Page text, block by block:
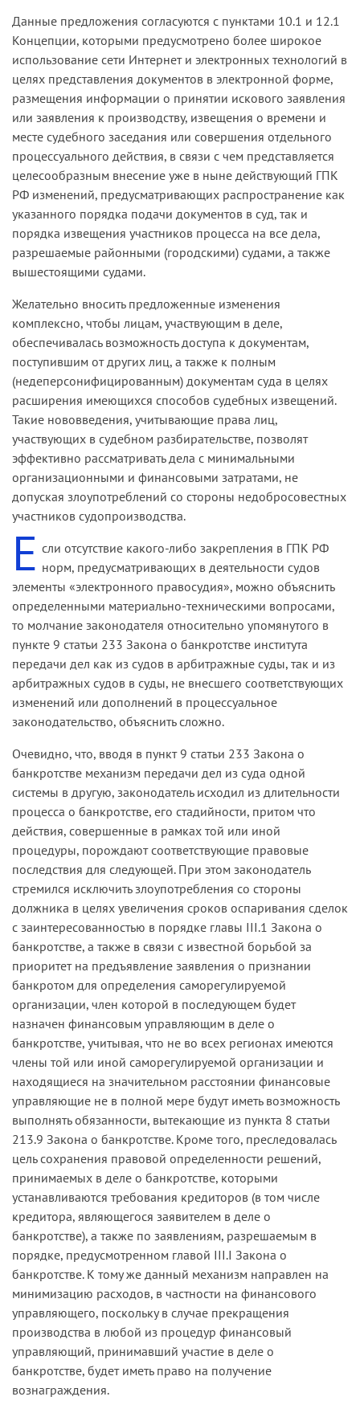
Данные предложения согласуются с пунктами 10.1 и 12.1
Концепции, которыми предусмотрено более широкое
использование сети Интернет и электронных технологий в
целях представления документов в электронной форме,
размещения информации о принятии искового заявления
или заявления к производству, извещения о времени и
месте судебного заседания или совершения отдельного
процессуального действия, в связи с чем представляется
целесообразным внесение уже в ныне действующий ГПК
РФ изменений, предусматривающих распространение как
указанного порядка подачи документов в суд, так и
порядка извещения участников процесса на все дела,
разрешаемые районными (городскими) судами, а также
вышестоящими судами.
Желательно вносить предложенные изменения
комплексно, чтобы лицам, участвующим в деле,
обеспечивалась возможность доступа к документам,
поступившим от других лиц, а также к полным
(недеперсонифицированным) документам суда в целях
расширения имеющихся способов судебных извещений.
Такие нововведения, учитывающие права лиц,
участвующих в судебном разбирательстве, позволят
эффективно рассматривать дела с минимальными
организационными и финансовыми затратами, не
допуская злоупотреблений со стороны недобросовестных
участников судопроизводства.
Е сли отсутствие какого-либо закрепления в ГПК РФ
норм, предусматривающих в деятельности судов
элементы «электронного правосудия», можно объяснить
определенными материально-техническими вопросами,
то молчание законодателя относительно упомянутого в
пункте 9 статьи 233 Закона о банкротстве института
передачи дел как из судов в арбитражные суды, так и из
арбитражных судов в суды, не внесшего соответствующих
изменений или дополнений в процессуальное
законодательство, объяснить сложно.
Очевидно, что, вводя в пункт 9 статьи 233 Закона о
банкротстве механизм передачи дел из суда одной
системы в другую, законодатель исходил из длительности
процесса о банкротстве, его стадийности, притом что
действия, совершенные в рамках той или иной
процедуры, порождают соответствующие правовые
последствия для следующей. При этом законодатель
стремился исключить злоупотребления со стороны
должника в целях увеличения сроков оспаривания сделок
с заинтересованностью в порядке главы III.1 Закона о
банкротстве, а также в связи с известной борьбой за
приоритет на предъявление заявления о признании
банкротом для определения саморегулируемой
организации, член которой в последующем будет
назначен финансовым управляющим в деле о
банкротстве, учитывая, что не во всех регионах имеются
члены той или иной саморегулируемой организации и
находящиеся на значительном расстоянии финансовые
управляющие не в полной мере будут иметь возможность
выполнять обязанности, вытекающие из пункта 8 статьи
213.9 Закона о банкротстве. Кроме того, преследовалась
цель сохранения правовой определенности решений,
принимаемых в деле о банкротстве, которыми
устанавливаются требования кредиторов (в том числе
кредитора, являющегося заявителем в деле о
банкротстве), а также по заявлениям, разрешаемым в
порядке, предусмотренном главой III.I Закона о
банкротстве. К тому же данный механизм направлен на
минимизацию расходов, в частности на финансового
управляющего, поскольку в случае прекращения
производства в любой из процедур финансовый
управляющий, принимавший участие в деле о
банкротстве, будет иметь право на получение
вознаграждения.